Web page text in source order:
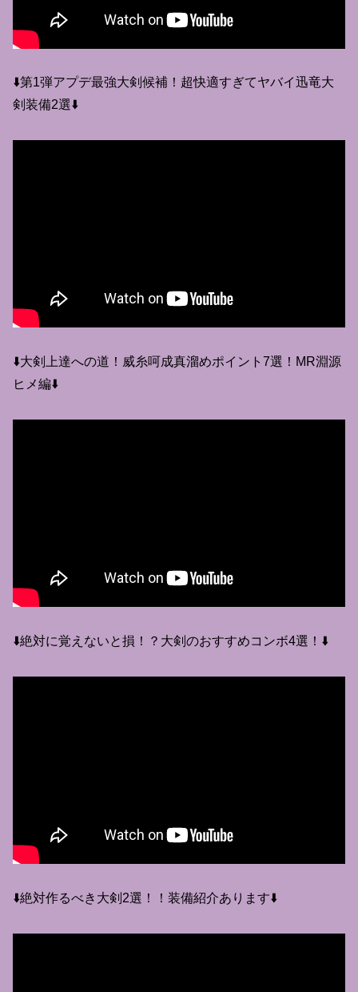
⬇️第1弾アプデ最強大剣候補！超快適すぎてヤバイ迅竜大
剣装備2選⬇️
⬇️大剣上達への道！威糸呵成真溜めポイント7選！MR淵源
ヒメ編⬇️
⬇️絶対に覚えないと損！？大剣のおすすめコンボ4選！⬇️
⬇️絶対作るべき大剣2選！！装備紹介あります⬇️